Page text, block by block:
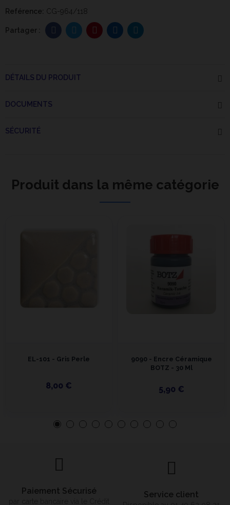
Reférence: CG-964/118
DÉTAILS DU PRODUIT
DOCUMENTS
SÉCURITÉ
Produit dans la même catégorie
EL-101 - Gris Perle
8,00 €
9090 - Encre Céramique
BOTZ - 30 Ml
5,90 €
Paiement Sécurisé Service client